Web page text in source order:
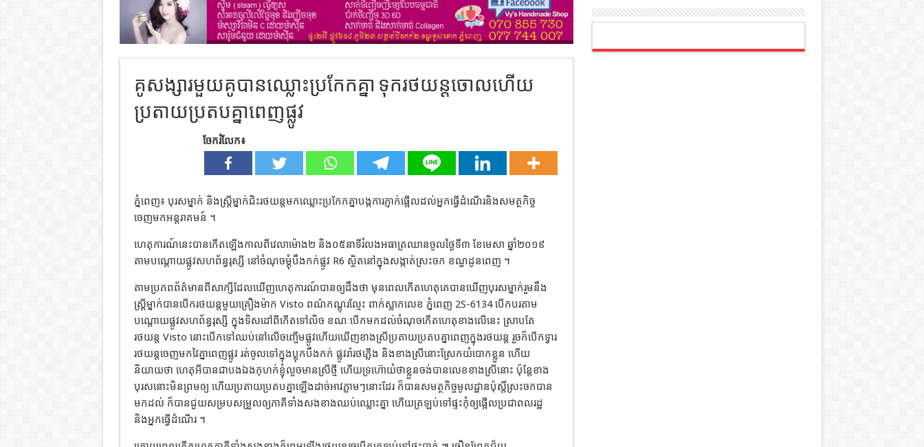
គូសង្សារមួយគូបានឈ្លោះប្រកែកគ្នា ទុករថយន្តចោលហើយ
ប្រតាយប្រតបគ្នាពេញផ្លូវ
ចែករំលែក៖
ភ្នំពេញ៖ បុរសម្នាក់ និងស្ត្រីម្នាក់ជិះរថយន្តមកឈ្លោះប្រកែកគ្នាបង្កការភ្ញាក់ផ្អើលដល់អ្នកធ្វើដំណើរនិងសមត្ថកិច្ច
ចេញមកអន្តរាគមន៍ ។
ហេតុការណ៍នេះបានកើតឡើងកាលពីវេលាម៉ោង២ និង០៥នាទីរំលងអធាត្រឈានចូលថ្ងៃទី៣ ខែមេសា ឆ្នាំ២០១៩
តាមបណ្តោយផ្លូវសហព័ន្ធរុស្សី នៅចំណុចម្តុំបឹងកក់ផ្លូវ R6 ស្ថិតនៅក្នុងសង្កាត់ស្រះចក ខណ្ឌដូនពេញ ។
តាមប្រភពព័ត៌មានពីសាក្សីដែលឃើញហេតុការណ៍បានឲ្យដឹងថា មុនពេលកើតហេតុគេបានឃើញបុរសម្នាក់រួមនឹង
ស្ត្រីម្នាក់បានបើករថយន្តមួយគ្រឿងម៉ាក Visto ពណ៌កណ្តុរល្មែះ ពាក់ស្លាកលេខ ភ្នំពេញ 2S-6134 បើកបរតាម
បណ្តោយផ្លូវសហព័ន្ធរុស្សី ក្នុងទិសដៅពីកើតទៅលិច ខណៈបើកមកដល់ចំណុចកើតហេតុខាងលើនេះ ស្រាបតែ
រថយន្ត Visto នោះបើកទៅឈប់នៅលើចញ្ចើមផ្លូវហើយឃើញខាងស្រីប្រតាយប្រតបគ្នាពេញក្នុងរថយន្ត រួចក៏បើកទ្វារ
រថយន្តចេញមកវៃគ្នាពេញផ្លូវ រត់ចូលទៅក្នុងប្លុកបឹងកក់ ផ្លូវរ៉ារថភ្លើង និងខាងស្រីនោះស្រែកយំបោកខ្លួន ហើយ
និយាយថា ហេតុអីបានជាបងឯងកុហក់ខ្ញុំលួចមានស្រីថ្មី ហើយទ្រហ៊ោយំថាខ្លួនចង់បានលេខខាងស្រីនោះ ប៉ុន្តែខាង
បុរសនោះមិនព្រមឲ្យ ហើយប្រតាយប្រតបគ្នាឡើងដាច់អាវភ្លាមៗនោះដែរ ក៏បានសមត្ថកិច្ចមូលដ្ឋានប៉ុស្តិ៍ស្រះចកបាន
មកដល់ ក៏បានជួយសម្របសម្រួលឲ្យភាគីទាំងសងខាងឈប់ឈ្លោះគ្នា ហើយត្រឡប់ទៅផ្ទះកុំឲ្យផ្អើលប្រជាពលរដ្ឋ
និងអ្នកធ្វើដំណើរ ។